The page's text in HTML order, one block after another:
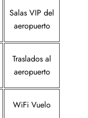
Salas VIP del
aeropuerto
Traslados al
aeropuerto
WiFi Vuelo